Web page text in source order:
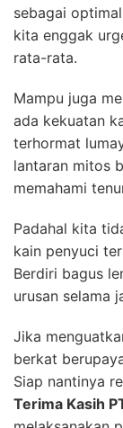
sebagai
kita enggak
rata-rata.
Mampu juga
ada kekuatan
terhormat
lantaran mitos
memahami
Padahal kita
kain penyuci
Berdiri bagus
urusan selama
Jika
berkat
Siap nantinya
Terima Kasih